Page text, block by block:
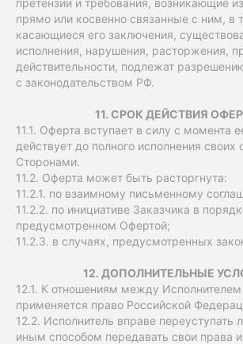
претензии и требования, возникающие
прямо или косвенно связанные с ним, в
касающиеся его заключения,
исполнения, нарушения, расторжения,
действительности, подлежат
с законодательством РФ.
11. СРОК ДЕЙСТВИЯ
11.1. Оферта вступает в силу с момента
действует до полного исполнения своих
Сторонами.
11.2. Оферта может быть расторгнута:
11.2.1. по взаимному письменному
11.2.2. по инициативе Заказчика в
предусмотренном Офертой;
11.2.3. в случаях, предусмотренных
12. ДОПОЛНИТЕЛЬНЫЕ
12.1. К отношениям между
применяется право Российской
12.2. Исполнитель вправе переуступать
иным способом передавать свои права и